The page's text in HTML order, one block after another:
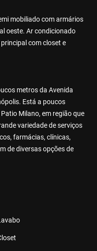
mobiliado com armários
oeste. Ar condicionado
com closet e
metros da Avenida
Está a poucos
Milano, em região que
variedade de serviços
farmácias, clínicas,
de diversas opções de